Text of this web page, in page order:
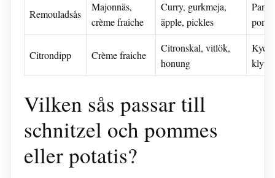
Remouladsås
Majonnäs,
crème fraiche
Curry, gurkmeja,
äpple, pickles
Citrondipp Crème fraiche
Citronskal, vitlök,
honung
Vilken sås passar till
schnitzel och pommes
eller potatis?